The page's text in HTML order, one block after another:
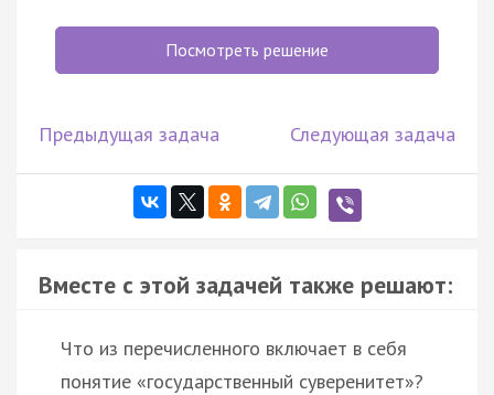
Посмотреть решение
Предыдущая задача Следующая задача
Вместе с этой задачей также решают:
Что из перечисленного включает в себя
понятие «государственный суверенитет»?